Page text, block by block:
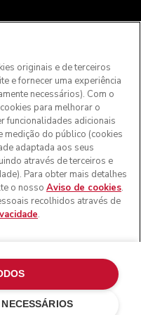
e outros territórios
a nossa equipa de Apoio
de forma a
envio exatos e aplicar a
direitos reservados.
são marcas comerciais
locais.
originais e de terceiros
e fornecer uma experiência
necessários). Com o
para melhorar o
funcionalidades adicionais
medição do público (cookies
adaptada aos seus
através de terceiros e
Para obter mais detalhes
o nosso Aviso de cookies.
recolhidos através de
.